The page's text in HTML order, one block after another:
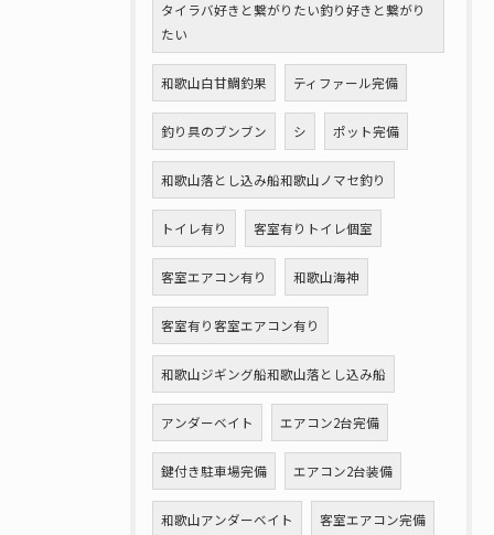
タイラバ好きと繋がりたい釣り好きと繋がり
たい
和歌山白甘鯛釣果 ティファール完備
釣り具のブンブン シ ポット完備
和歌山落とし込み船和歌山ノマセ釣り
トイレ有り 客室有りトイレ個室
客室エアコン有り 和歌山海神
客室有り客室エアコン有り
和歌山ジギング船和歌山落とし込み船
アンダーベイト エアコン2台完備
鍵付き駐車場完備 エアコン2台装備
和歌山アンダーベイト 客室エアコン完備